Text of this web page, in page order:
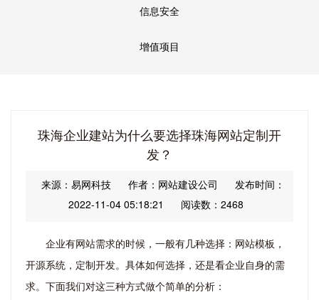
信息安全
增值项目
珠海企业建站为什么要选择珠海网站定制开
发？
来源：易网科技 作者：网站建设公司
发布时间：
2022-11-04 05:18:21
阅读数：2468
企业有网站需求的时候，一般有几种选择：网站模板，
开源系统，定制开发。具体如何选择，还是看企业自身的需
求。下面我们对这三种方式做个简单的分析：